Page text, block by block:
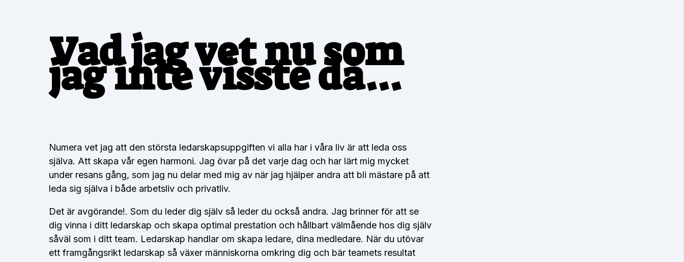
Vad jag vet nu som
jag inte visste då...
Numera vet jag att den största ledarskapsuppgiften vi alla har i våra liv är att leda oss
själva. Att skapa vår egen harmoni. Jag övar på det varje dag och har lärt mig mycket
under resans gång, som jag nu delar med mig av när jag hjälper andra att bli mästare på att
leda sig själva i både arbetsliv och privatliv.
Det är avgörande!. Som du leder dig själv så leder du också andra. Jag brinner för att se
dig vinna i ditt ledarskap och skapa optimal prestation och hållbart välmående hos dig själv
såväl som i ditt team. Ledarskap handlar om skapa ledare, dina medledare. När du utövar
ett framgångsrikt ledarskap så växer människorna omkring dig och bär teamets resultat